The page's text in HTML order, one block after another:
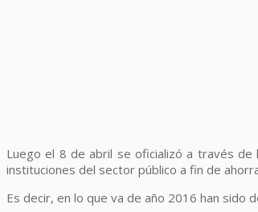
Luego el 8 de abril se oficializó a través
instituciones del sector público a fin de
Es decir, en lo que va de año 2016 han